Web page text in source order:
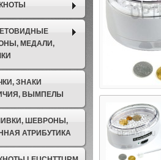
МЕДАЛИ,
ЗНАКИ
ВЫМПЕЛЫ
ШЕВРОНЫ,
АТРИБУТИКА